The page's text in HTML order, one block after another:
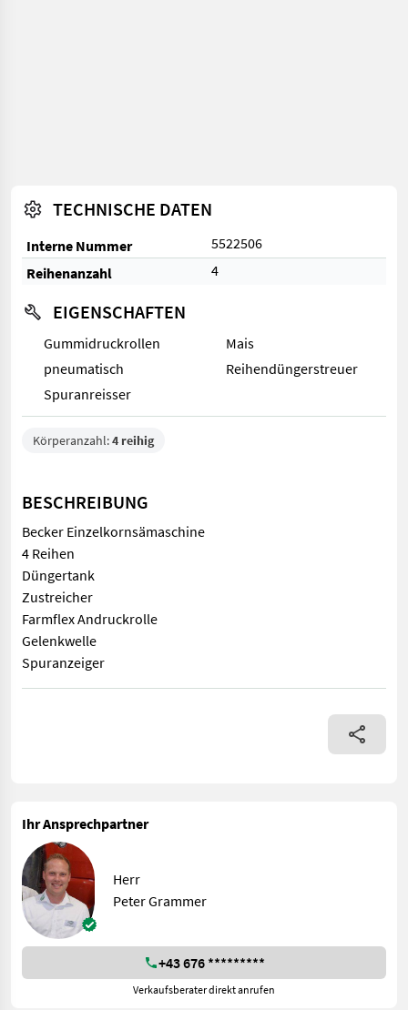
TECHNISCHE DATEN
Interne Nummer
5522506
Reihenanzahl
4
EIGENSCHAFTEN
Gummidruckrollen
Mais
pneumatisch
Reihendüngerstreuer
Spuranreisser
Körperanzahl:4 reihig
BESCHREIBUNG
Becker Einzelkornsämaschine
4 Reihen
Düngertank
Zustreicher
Farmflex Andruckrolle
Gelenkwelle
Spuranzeiger
Becker Einzelkornsämaschine 4 Reihen Düngertank
Ihr Ansprechpartner
Herr
Peter Grammer
+43 676 *********
Verkaufsberater direkt anrufen